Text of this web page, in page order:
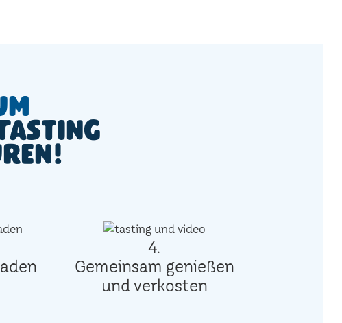
4.
Gemeinsam genießen
und verkosten